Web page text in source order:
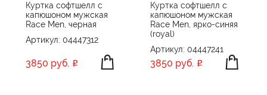
Куртка софтшелл с
капюшоном мужская
Race Men, черная
Артикул: 04447312
3850 руб.
Куртка софтшелл с
капюшоном мужская
Race Men, ярко-синяя
(royal)
Артикул: 04447241
3850 руб.